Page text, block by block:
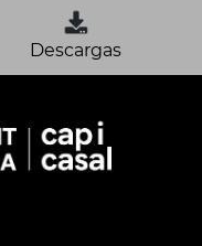
Descargas